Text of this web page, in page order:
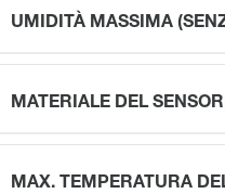
UMIDITÀ MASSIMA
MATERIALE DEL
MAX. TEMPERATURA